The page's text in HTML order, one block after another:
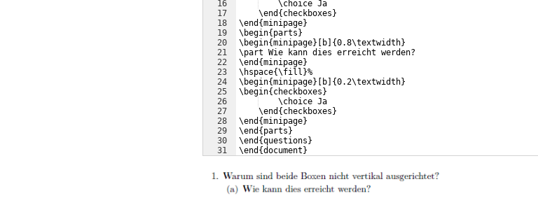
16
17
18
19
20
21
22
23
24
25
26
27
28
29
30
31
    \choice Ja
    \end{checkboxes}
\end{minipage}
\begin{parts}
\begin{minipage}[b]{0.8\textwidth}
\part Wie kann dies erreicht werden?
\end{minipage}
\hspace{\fill}%
\begin{minipage}[b]{0.2\textwidth}
\begin{checkboxes}
    \choice Ja
    \end{checkboxes}
\end{minipage}
\end{parts}
\end{questions}
\end{document}